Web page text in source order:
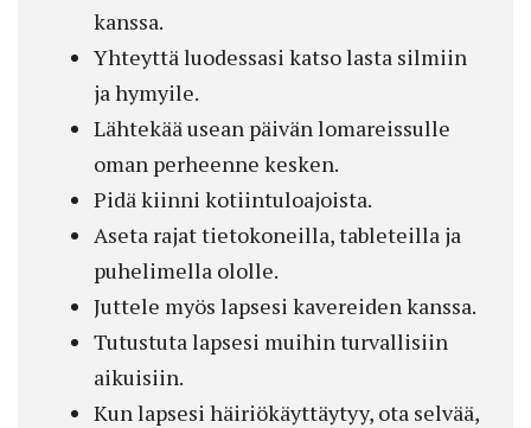
kanssa.
Yhteyttä luodessasi katso lasta silmiin
ja hymyile.
Lähtekää usean päivän lomareissulle
oman perheenne kesken.
Pidä kiinni kotiintuloajoista.
Aseta rajat tietokoneilla, tableteilla ja
puhelimella ololle.
Juttele myös lapsesi kavereiden kanssa.
Tutustuta lapsesi muihin turvallisiin
aikuisiin.
Kun lapsesi häiriökäyttäytyy, ota selvää,